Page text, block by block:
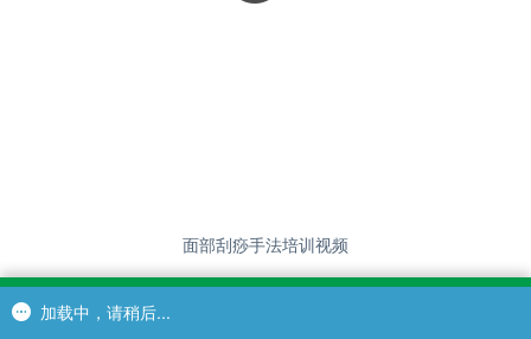
面部刮痧手法培训视频
首页 商品目录
加载中，请稍后...
加载中，请稍后...
加载中，请稍后...